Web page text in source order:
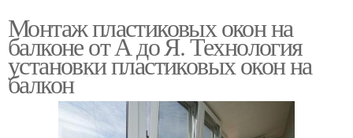
Монтаж пластиковых окон на
балконе от А до Я. Технология
установки пластиковых окон на
балкон